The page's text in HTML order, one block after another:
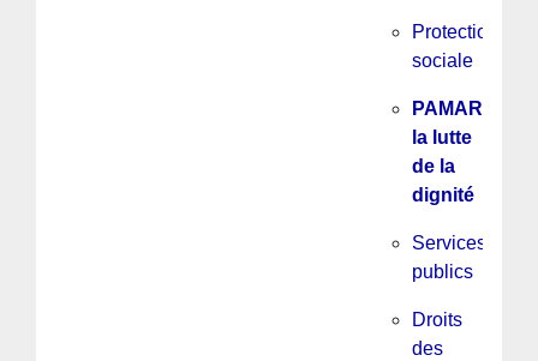
Protection
sociale
PAMAR,
la lutte
de la
dignité
Services
publics
Droits
des